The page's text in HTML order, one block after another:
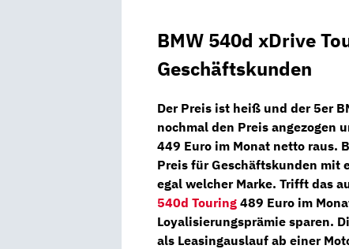
BMW 540d xDrive
Geschäftskunden
Der Preis ist heiß und der 5er
nochmal den Preis angezogen
449 Euro im Monat netto raus.
Preis für Geschäftskunden mit
egal welcher Marke. Trifft das
540d Touring 489 Euro im
Loyalisierungsprämie sparen.
als Leasingauslauf ab einer